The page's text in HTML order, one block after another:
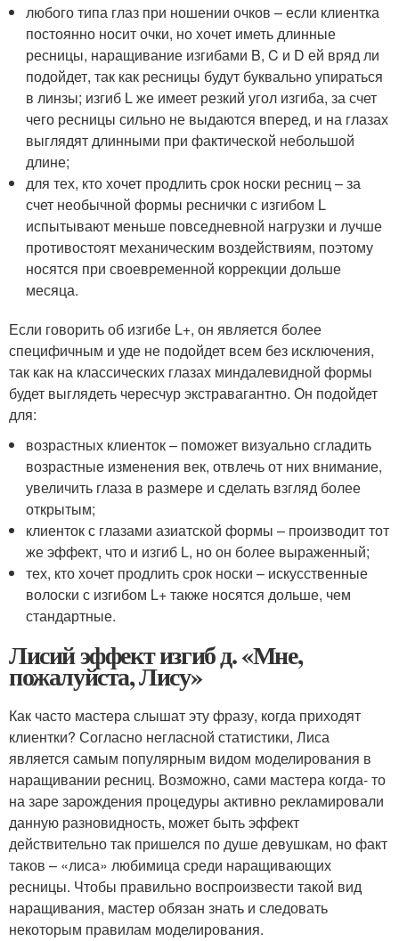
любого типа глаз при ношении очков – если клиентка
постоянно носит очки, но хочет иметь длинные
ресницы, наращивание изгибами B, C и D ей вряд ли
подойдет, так как ресницы будут буквально упираться
в линзы; изгиб L же имеет резкий угол изгиба, за счет
чего ресницы сильно не выдаются вперед, и на глазах
выглядят длинными при фактической небольшой
длине;
для тех, кто хочет продлить срок носки ресниц – за
счет необычной формы реснички с изгибом L
испытывают меньше повседневной нагрузки и лучше
противостоят механическим воздействиям, поэтому
носятся при своевременной коррекции дольше
месяца.
Если говорить об изгибе L+, он является более
специфичным и уде не подойдет всем без исключения,
так как на классических глазах миндалевидной формы
будет выглядеть чересчур экстравагантно. Он подойдет
для:
возрастных клиенток – поможет визуально сгладить
возрастные изменения век, отвлечь от них внимание,
увеличить глаза в размере и сделать взгляд более
открытым;
клиенток с глазами азиатской формы – производит тот
же эффект, что и изгиб L, но он более выраженный;
тех, кто хочет продлить срок носки – искусственные
волоски с изгибом L+ также носятся дольше, чем
стандартные.
Лисий эффект изгиб д. «Мне,
пожалуйста, Лису»
Как часто мастера слышат эту фразу, когда приходят
клиентки? Согласно негласной статистики, Лиса
является самым популярным видом моделирования в
наращивании ресниц. Возможно, сами мастера когда- то
на заре зарождения процедуры активно рекламировали
данную разновидность, может быть эффект
действительно так пришелся по душе девушкам, но факт
таков – «лиса» любимица среди наращивающих
ресницы. Чтобы правильно воспроизвести такой вид
наращивания, мастер обязан знать и следовать
некоторым правилам моделирования.